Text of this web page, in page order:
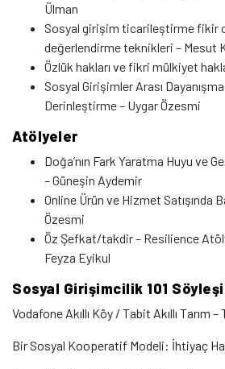
Ülman
Sosyal girişim ticarileştirme fikir
değerlendirme teknikleri – Mesut
Özlük hakları ve fikri mülkiyet
Sosyal Girişimler Arası
Derinleştirme – Uygar Özesmi
Atölyeler
Doğa’nın Fark Yaratma Huyu ve
– Güneşin Aydemir
Online Ürün ve Hizmet Satışında
Özesmi
Öz Şefkat/takdir – Resilience
Feyza Eyikul
Sosyal Girişimcilik 101
Vodafone Akıllı Köy / Tabit Akıllı Tarım –
Bir Sosyal Kooperatif Modeli: İhtiyaç